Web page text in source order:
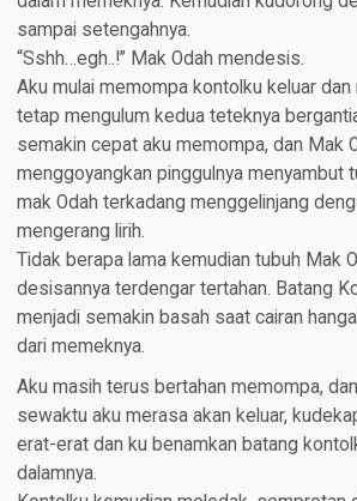
sampai setengahnya.
“Sshh…egh..!” Mak Odah mendesis.
Aku mulai memompa kontolku keluar dan
tetap mengulum kedua teteknya
semakin cepat aku memompa, dan Mak
menggoyangkan pinggulnya menyambut
mak Odah terkadang menggelinjang
mengerang lirih.
Tidak berapa lama kemudian tubuh Mak
desisannya terdengar tertahan. Batang
menjadi semakin basah saat cairan
dari memeknya.
Aku masih terus bertahan memompa,
sewaktu aku merasa akan keluar,
erat-erat dan ku benamkan batang
dalamnya.